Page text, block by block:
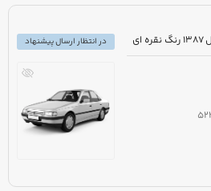
در انتظار ارسال پیشنهاد